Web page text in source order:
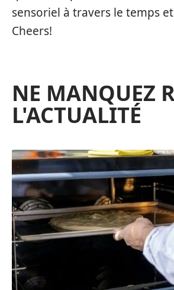
sensoriel à travers le temps
Cheers!
NE MANQUEZ
L'ACTUALITÉ